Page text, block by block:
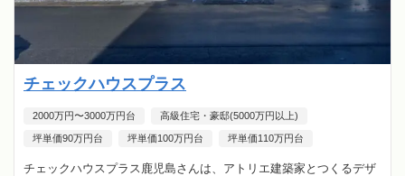
チェックハウスプラス
2000万円〜3000万円台 高級住宅・豪邸(5000万円以上)
坪単価90万円台 坪単価100万円台 坪単価110万円台
チェックハウスプラス鹿児島さんは、アトリエ建築家とつくるデザ